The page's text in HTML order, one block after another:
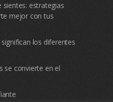
estrategias
mejor con tus
los diferentes
se convierte en el